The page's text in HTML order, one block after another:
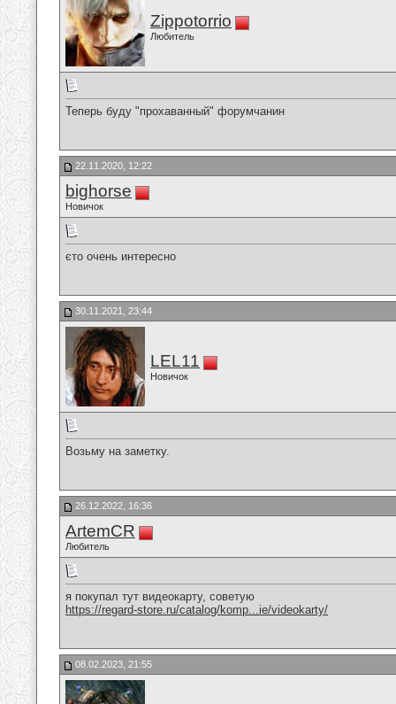
Zippotorrio
Любитель
Теперь буду "прохаванный" форумчанин
22.11.2020, 12:22
bighorse
Новичок
єто очень интересно
30.11.2021, 23:44
LEL11
Новичок
Возьму на заметку.
26.12.2022, 16:36
ArtemCR
Любитель
я покупал тут видеокарту, советую
https://regard-store.ru/catalog/komp...ie/videokarty/
08.02.2023, 21:55